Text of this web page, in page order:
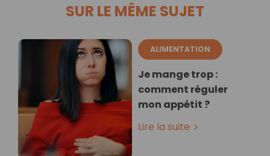
SUR LE MÊME SUJET
ALIMENTATION
Je mange trop :
comment réguler
mon appétit ?
Lire la suite